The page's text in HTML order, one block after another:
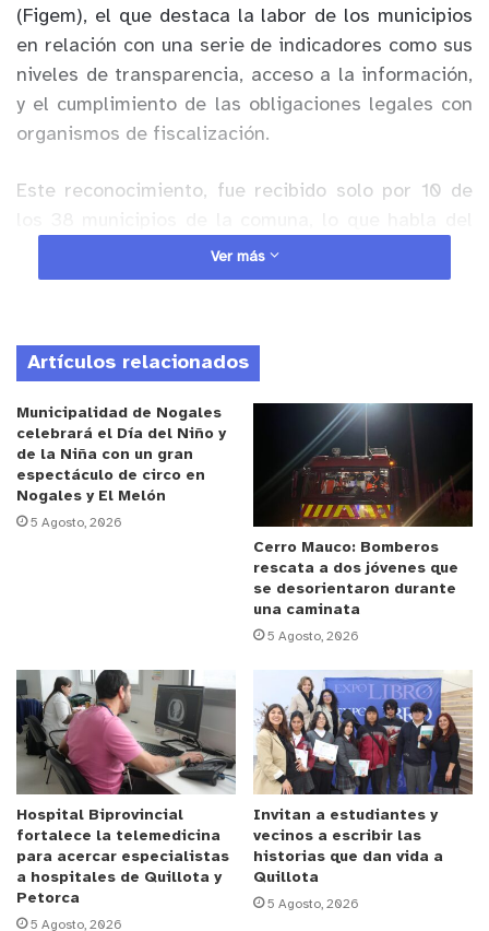
(Figem), el que destaca la labor de los municipios
en relación con una serie de indicadores como sus
niveles de transparencia, acceso a la información,
y el cumplimiento de las obligaciones legales con
organismos de fiscalización.
Este reconocimiento, fue recibido solo por 10 de
importante trabajo que ha mantenido la actual
administración municipal, tendientes a mejorar los
utilizados en distintas iniciativas de desarrollo
Anuncio Patrocinado
“Este año, fuimos solo 10 las comunas de la región
que recibimos el Figem, que es el Fondo de
Incentivo a la Gestión Municipal, que reciben los
municipios que tienen alto índices de
cumplimiento en distintas materias y que se
acreditan como no tener deudas previsionales y de
ningún tipo, tanto con trabajadores y proveedores,
de entregar información a contraloría, a la propia
Subdere; el cumplimiento de la Ley de Rentas
Municipales, al Ley de Transparencia, que es muy
importante para nuestra gestión. Con todos estos
datos, la Subdere realiza un ranking y a los
municipios mejor evaluados se le entrega este
fondo, un incentivo para realizar distintas
inversiones públicas, lo que va a ir en directo
Ver más
Artículos relacionados
Municipalidad de Nogales
celebrará el Día del Niño y
de la Niña con un gran
espectáculo de circo en
Nogales y El Melón
5 Agosto, 2026
Cerro Mauco: Bomberos
rescata a dos jóvenes que
se desorientaron durante
una caminata
5 Agosto, 2026
Hospital Biprovincial
fortalece la telemedicina
para acercar especialistas
a hospitales de Quillota y
Petorca
5 Agosto, 2026
Invitan a estudiantes y
vecinos a escribir las
historias que dan vida a
Quillota
5 Agosto, 2026